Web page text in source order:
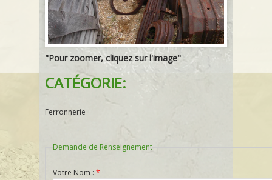
"Pour zoomer, cliquez sur l'image"
CATÉGORIE:
Ferronnerie
Demande de Renseignement
Votre Nom : *